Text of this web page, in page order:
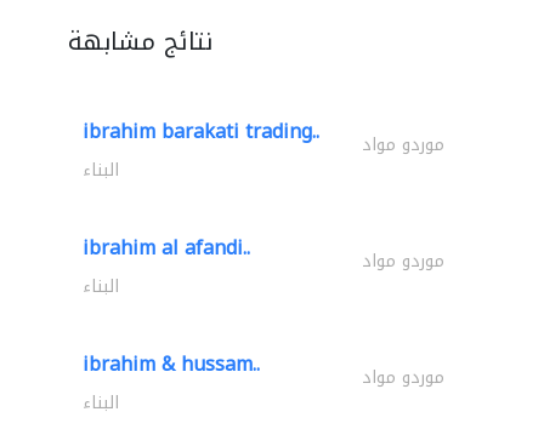
نتائج مشابهة
ibrahim barakati trading.. موردو مواد
البناء
ibrahim al afandi.. موردو مواد
البناء
ibrahim & hussam.. موردو مواد
البناء